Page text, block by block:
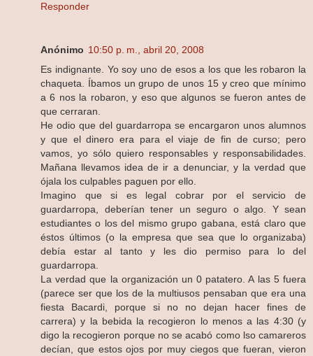
Responder
Anónimo 10:50 p. m., abril 20, 2008
Es indignante. Yo soy uno de esos a los que les robaron la
chaqueta. Íbamos un grupo de unos 15 y creo que mínimo
a 6 nos la robaron, y eso que algunos se fueron antes de
que cerraran.
He odio que del guardarropa se encargaron unos alumnos
y que el dinero era para el viaje de fin de curso; pero
vamos, yo sólo quiero responsables y responsabilidades.
Mañana llevamos idea de ir a denunciar, y la verdad que
ójala los culpables paguen por ello.
Imagino que si es legal cobrar por el servicio de
guardarropa, deberían tener un seguro o algo. Y sean
estudiantes o los del mismo grupo gabana, está claro que
éstos últimos (o la empresa que sea que lo organizaba)
debía estar al tanto y les dio permiso para lo del
guardarropa.
La verdad que la organización un 0 patatero. A las 5 fuera
(parece ser que los de la multiusos pensaban que era una
fiesta Bacardi, porque si no no dejan hacer fines de
carrera) y la bebida la recogieron lo menos a las 4:30 (y
digo la recogieron porque no se acabó como lso camareros
decían, que estos ojos por muy ciegos que fueran, vieron